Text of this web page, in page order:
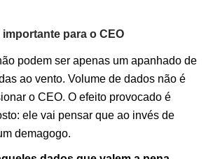
importante para o CEO
podem ser apenas um apanhado de
ao vento. Volume de dados não é
o CEO. O efeito provocado é
ele vai pensar que ao invés de
demagogo.